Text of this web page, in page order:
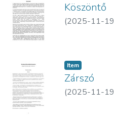
Köszöntő
(2025-11-19
Item
Zárszó
(2025-11-19